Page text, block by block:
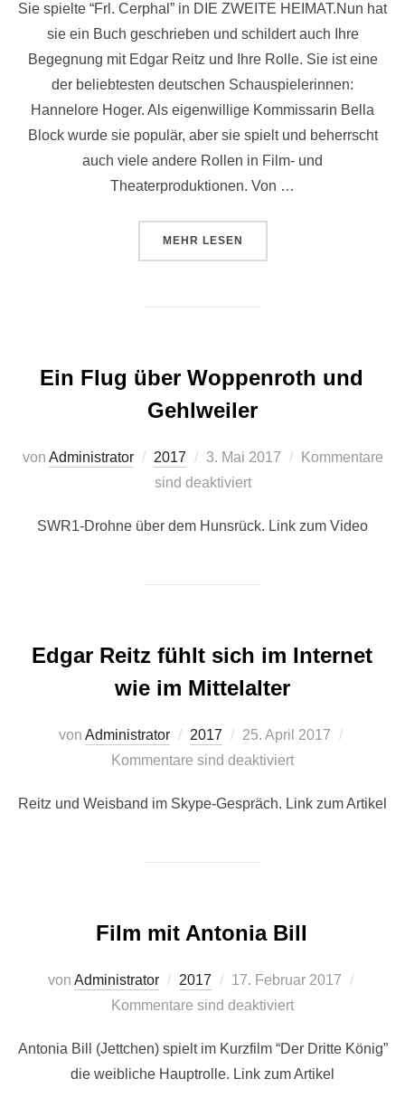
Sie spielte “Frl. Cerphal” in DIE ZWEITE HEIMAT.Nun hat
sie ein Buch geschrieben und schildert auch Ihre
Begegnung mit Edgar Reitz und Ihre Rolle. Sie ist eine
der beliebtesten deutschen Schauspielerinnen:
Hannelore Hoger. Als eigenwillige Kommissarin Bella
Block wurde sie populär, aber sie spielt und beherrscht
auch viele andere Rollen in Film- und
Theaterproduktionen. Von …
MEHR ÜBER “BUCH VON HANNELORE
LESEN
Ein Flug über Woppenroth und
Gehlweiler
von Administrator 2017
Veröffentlicht
am
3. Mai 2017
Kommentare
sind deaktiviert
SWR1-Drohne über dem Hunsrück. Link zum Video
Edgar Reitz fühlt sich im Internet
wie im Mittelalter
von Administrator 2017
Veröffentlicht
am
25. April 2017
Kommentare sind deaktiviert
Reitz und Weisband im Skype-Gespräch. Link zum Artikel
Film mit Antonia Bill
von Administrator 2017
Veröffentlicht
am
17. Februar 2017
Kommentare sind deaktiviert
Antonia Bill (Jettchen) spielt im Kurzfilm “Der Dritte König”
die weibliche Hauptrolle. Link zum Artikel